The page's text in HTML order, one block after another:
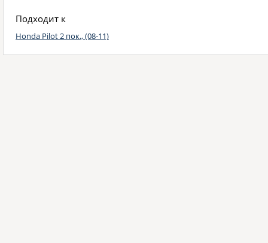
Подходит к
Honda Pilot 2 пок., (08-11)